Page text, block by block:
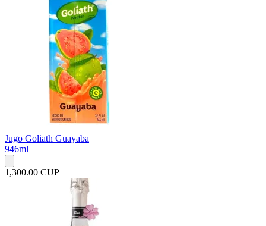
Jugo Goliath Guayaba
946ml
1,300.00 CUP